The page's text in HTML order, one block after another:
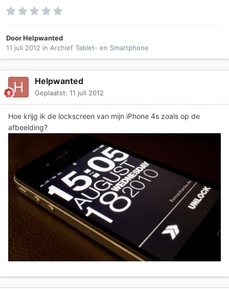
DoorHelpwanted
11 juli 2012 in Archief Tablet- en Smartphone
Helpwanted
Geplaatst: 11 juli 2012
Hoe krijg ik de lockscreen van mijn iPhone 4s zoals op de
afbeelding?